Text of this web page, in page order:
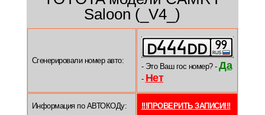
Saloon (_V4_)
Сгенерировали номер авто:
- Это Ваш гос номер? - Да
- Нет
Информация по АВТОКОДу: !!!ПРОВЕРИТЬ ЗАПИСИ!!!